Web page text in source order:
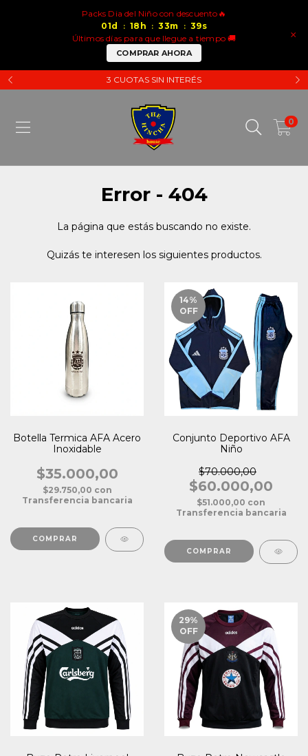
×
Packs Dia del Niño con descuento🔥
01d : 18 h : 33m : 39s
Últimos días para que llegue a tiempo 🚚
COMPRAR AHORA
3 CUOTAS SIN INTERÉS
0
Error - 404
La página que estás buscando no existe.
Quizás te interesen los siguientes productos.
Botella Termica AFA Acero
Inoxidable
$35.000,00
$29.750,00 con
Transferencia bancaria
14%
OFF
Conjunto Deportivo AFA
Niño
$70.000,00
$60.000,00
$51.000,00 con
Transferencia bancaria
COMPRAR
29%
OFF